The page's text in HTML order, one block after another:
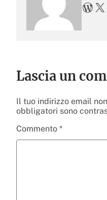
WordPress X
Lascia un
Il tuo indirizzo email
obbligatori sono
Commento *